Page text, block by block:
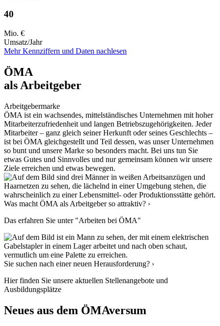
40
Mio. €
Umsatz/Jahr
Mehr Kennziffern und Daten nachlesen
ÖMA
als Arbeitgeber
Arbeitgebermarke
ÖMA ist ein wachsendes, mittelständisches Unternehmen mit hoher
Mitarbeiterzufriedenheit und langen Betriebszugehörigkeiten. Jeder
Mitarbeiter – ganz gleich seiner Herkunft oder seines Geschlechts –
ist bei ÖMA gleichgestellt und Teil dessen, was unser Unternehmen
so bunt und unsere Marke so besonders macht. Bei uns tun Sie
etwas Gutes und Sinnvolles und nur gemeinsam können wir unsere
Ziele erreichen und etwas bewegen.
Was macht ÖMA als Arbeitgeber so attraktiv? ›
Das erfahren Sie unter "Arbeiten bei ÖMA"
Sie suchen nach einer neuen Herausforderung? ›
Hier finden Sie unsere aktuellen Stellenangebote und
Ausbildungsplätze
Neues aus dem ÖMAversum